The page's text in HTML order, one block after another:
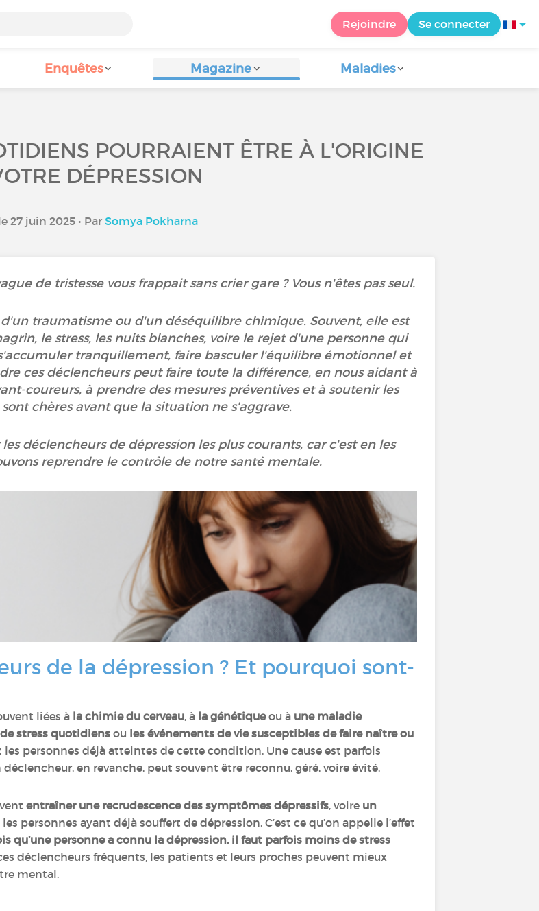
Rejoindre Se connecter
Enquêtes Magazine Maladies
POURRAIENT ÊTRE À L'ORIGINE
DÉPRESSION
27 juin 2025 • Par Somya Pokharna
de tristesse vous frappait sans crier gare ? Vous n'êtes pas seul.
traumatisme ou d'un déséquilibre chimique. Souvent, elle est
le stress, les nuits blanches, voire le rejet d'une personne qui
tranquillement, faire basculer l'équilibre émotionnel et
ces déclencheurs peut faire toute la différence, en nous aidant à
coureurs, à prendre des mesures préventives et à soutenir les
chères avant que la situation ne s'aggrave.
déclencheurs de dépression les plus courants, car c'est en les
reprendre le contrôle de notre santé mentale.
de la dépression ? Et pourquoi sont-
liées à la chimie du cerveau, à la génétiqueou à une maladie
stress quotidiens ou les événements de vie susceptibles de faire naître ou
les personnes déjà atteintes de cette condition. Une cause est parfois
en revanche, peut souvent être reconnu, géré, voire évité.
entraîner une recrudescence des symptômes dépressifs, voire un
personnes ayant déjà souffert de dépression. C’est ce qu’on appelle l’effet
qu’une personne a connu la dépression, il faut parfois moins de stress
déclencheurs fréquents, les patients et leurs proches peuvent mieux
mental.